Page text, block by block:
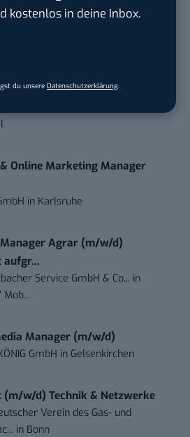
kostenlos in deine Inbox.
du unsere Datenschutzerklärung
/...
Online Marketing Manager
in Karlsruhe
Agrar (m/w/d)
aufgr...
Service GmbH & Co... in
Manager (m/w/d)
GmbH in Gelsenkirchen
(m/w/d) Technik & Netzwerke
Verein des Gas- und
in Bonn